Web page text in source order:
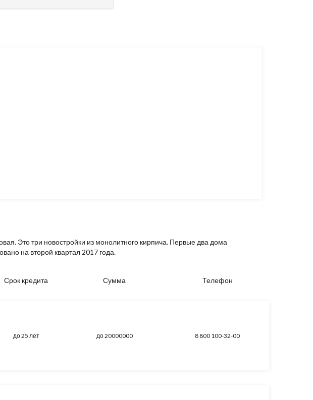
Это три новостройки из монолитного кирпича. Первые два дома
на второй квартал 2017 года.
Срок кредита Сумма Телефон
до 25 лет до 20000000 8 800 100-32-00